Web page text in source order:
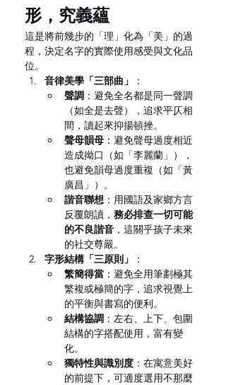
形，究義蘊
這是將前幾步的「理」化為「美」的過
程，決定名字的實際使用感受與文化品
位。
音律美學「三部曲」
：
聲調 ：避免全名都是同一聲調
（如全是去聲），追求平仄相
間，讀起來抑揚頓挫。
聲母韻母 ：避免聲母過度相近
造成拗口（如「李麗蘭」），
也避免韻母過度重複（如「黃
廣昌」）。
諧音聯想 ：用國語及家鄉方言
反覆朗讀， 務必排查一切可能
的不良諧音 ，這關乎孩子未來
的社交尊嚴。
字形結構「三原則」
：
繁簡得當 ：避免全用筆劃極其
繁複或極簡的字，追求視覺上
的平衡與書寫的便利。
結構協調 ：左右、上下、包圍
結構的字搭配使用，富有變
化。
獨特性與識別度 ：在寓意美好
的前提下，可適度選用不那麼